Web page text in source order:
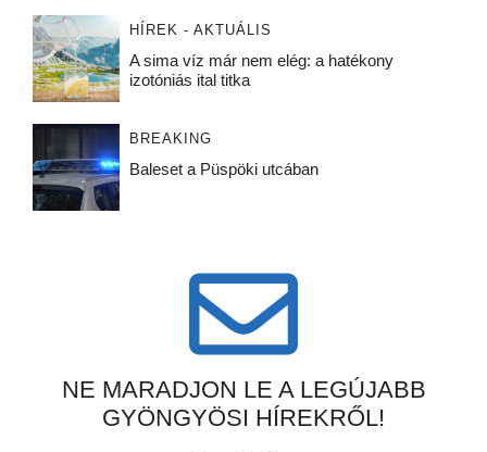
HÍREK - AKTUÁLIS
A sima víz már nem elég: a hatékony
izotóniás ital titka
BREAKING
Baleset a Püspöki utcában
NE MARADJON LE A LEGÚJABB
GYÖNGYÖSI HÍREKRŐL!